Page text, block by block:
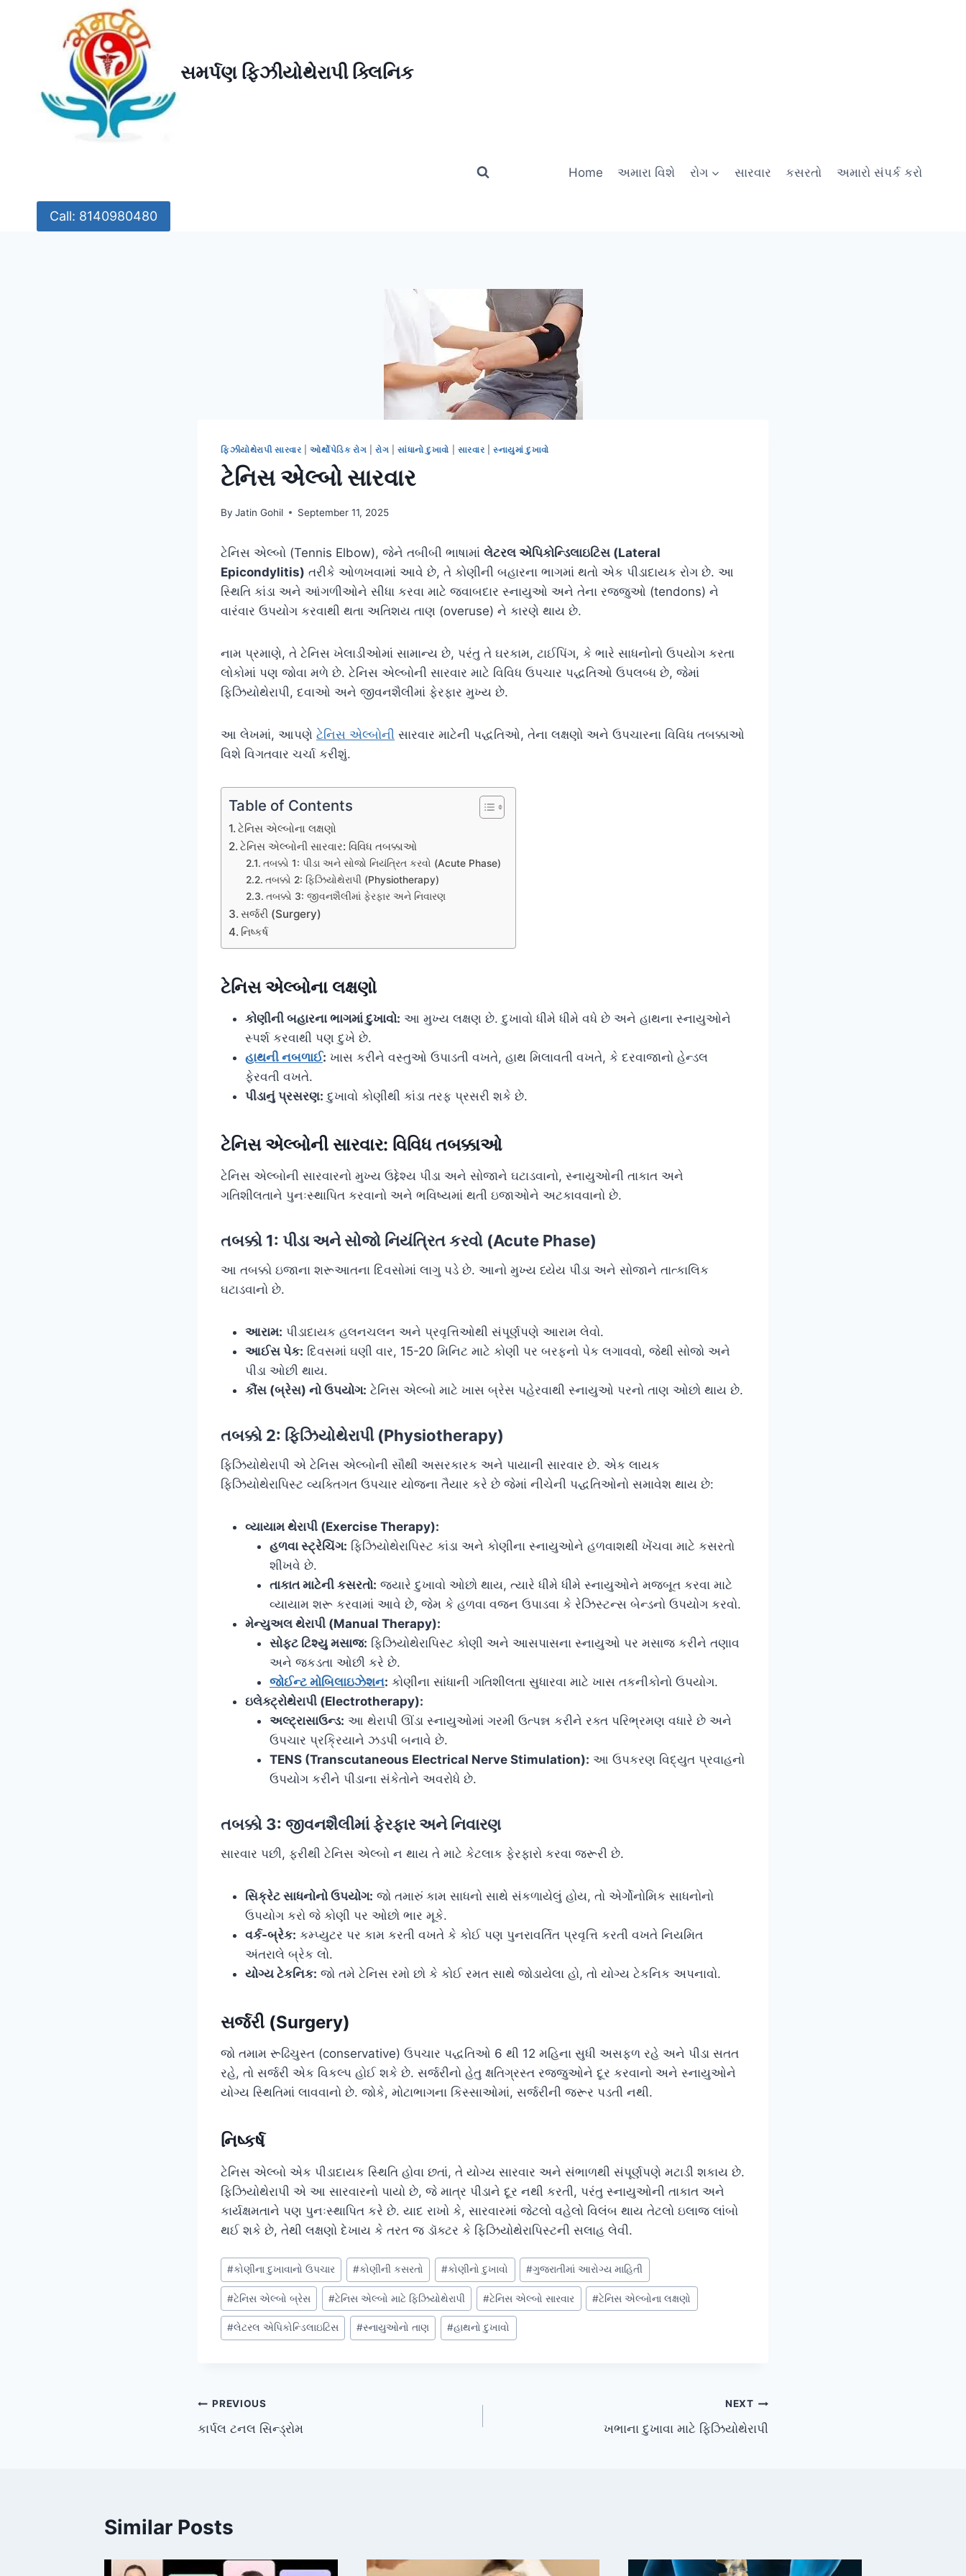
સમર્પણ ફિઝીયોથેરાપી ક્લિનિક
Home અમારા વિશે રોગ સારવાર કસરતો અમારો સંપર્ક કરો
Call: 8140980480
ફિઝીયોથેરાપી સારવાર |ઓર્થોપેડિક રોગ રોગ સાંધાનો દુખાવો સારવાર |સ્નાયુમાં દુખાવો
ટેનિસ એલ્બો સારવાર
By Jatin Gohil September 11, 2025
ટેનિસ એલ્બો (Tennis Elbow), જેને તબીબી ભાષામાં લેટરલ એપિકોન્ડિલાઇટિસ (Lateral
Epicondylitis) તરીકે ઓળખવામાં આવે છે, તે કોણીની બહારના ભાગમાં થતો એક પીડાદાયક રોગ છે. આ
સ્થિતિ કાંડા અને આંગળીઓને સીધા કરવા માટે જવાબદાર સ્નાયુઓ અને તેના રજ્જુઓ (tendons) ને
વારંવાર ઉપયોગ કરવાથી થતા અતિશય તાણ (overuse) ને કારણે થાય છે.
નામ પ્રમાણે, તે ટેનિસ ખેલાડીઓમાં સામાન્ય છે, પરંતુ તે ઘરકામ, ટાઈપિંગ, કે ભારે સાધનોનો ઉપયોગ કરતા
લોકોમાં પણ જોવા મળે છે. ટેનિસ એલ્બોની સારવાર માટે વિવિધ ઉપચાર પદ્ધતિઓ ઉપલબ્ધ છે, જેમાં
ફિઝિયોથેરાપી, દવાઓ અને જીવનશૈલીમાં ફેરફાર મુખ્ય છે.
આ લેખમાં, આપણે ટેનિસ એલ્બોની સારવાર માટેની પદ્ધતિઓ, તેના લક્ષણો અને ઉપચારના વિવિધ તબક્કાઓ
વિશે વિગતવાર ચર્ચા કરીશું.
Table of Contents
ટેનિસ એલ્બોના લક્ષણો
ટેનિસ એલ્બોની સારવાર: વિવિધ તબક્કાઓ
તબક્કો 1: પીડા અને સોજો નિયંત્રિત કરવો (Acute Phase)
તબક્કો 2: ફિઝિયોથેરાપી (Physiotherapy)
તબક્કો 3: જીવનશૈલીમાં ફેરફાર અને નિવારણ
સર્જરી (Surgery)
નિષ્કર્ષ
ટેનિસ એલ્બોના લક્ષણો
કોણીની બહારના ભાગમાં દુખાવો: આ મુખ્ય લક્ષણ છે. દુખાવો ધીમે ધીમે વધે છે અને હાથના સ્નાયુઓને
સ્પર્શ કરવાથી પણ દુખે છે.
હાથની નબળાઈ: ખાસ કરીને વસ્તુઓ ઉપાડતી વખતે, હાથ મિલાવતી વખતે, કે દરવાજાનો હેન્ડલ
ફેરવતી વખતે.
પીડાનું પ્રસરણ: દુખાવો કોણીથી કાંડા તરફ પ્રસરી શકે છે.
ટેનિસ એલ્બોની સારવાર: વિવિધ તબક્કાઓ
ટેનિસ એલ્બોની સારવારનો મુખ્ય ઉદ્દેશ્ય પીડા અને સોજાને ઘટાડવાનો, સ્નાયુઓની તાકાત અને
ગતિશીલતાને પુનઃસ્થાપિત કરવાનો અને ભવિષ્યમાં થતી ઇજાઓને અટકાવવાનો છે.
તબક્કો 1: પીડા અને સોજો નિયંત્રિત કરવો (Acute Phase)
આ તબક્કો ઇજાના શરૂઆતના દિવસોમાં લાગુ પડે છે. આનો મુખ્ય ધ્યેય પીડા અને સોજાને તાત્કાલિક
ઘટાડવાનો છે.
આરામ: પીડાદાયક હલનચલન અને પ્રવૃત્તિઓથી સંપૂર્ણપણે આરામ લેવો.
આઈસ પેક: દિવસમાં ઘણી વાર, 15-20 મિનિટ માટે કોણી પર બરફનો પેક લગાવવો, જેથી સોજો અને
પીડા ઓછી થાય.
કૌંસ (બ્રેસ) નો ઉપયોગ: ટેનિસ એલ્બો માટે ખાસ બ્રેસ પહેરવાથી સ્નાયુઓ પરનો તાણ ઓછો થાય છે.
તબક્કો 2: ફિઝિયોથેરાપી (Physiotherapy)
ફિઝિયોથેરાપી એ ટેનિસ એલ્બોની સૌથી અસરકારક અને પાયાની સારવાર છે. એક લાયક
ફિઝિયોથેરાપિસ્ટ વ્યક્તિગત ઉપચાર યોજના તૈયાર કરે છે જેમાં નીચેની પદ્ધતિઓનો સમાવેશ થાય છે:
વ્યાયામ થેરાપી (Exercise Therapy):
હળવા સ્ટ્રેચિંગ: ફિઝિયોથેરાપિસ્ટ કાંડા અને કોણીના સ્નાયુઓને હળવાશથી ખેંચવા માટે કસરતો
શીખવે છે.
તાકાત માટેની કસરતો: જ્યારે દુખાવો ઓછો થાય, ત્યારે ધીમે ધીમે સ્નાયુઓને મજબૂત કરવા માટે
વ્યાયામ શરૂ કરવામાં આવે છે, જેમ કે હળવા વજન ઉપાડવા કે રેઝિસ્ટન્સ બેન્ડનો ઉપયોગ કરવો.
મેન્યુઅલ થેરાપી (Manual Therapy):
સોફ્ટ ટિશ્યુ મસાજ: ફિઝિયોથેરાપિસ્ટ કોણી અને આસપાસના સ્નાયુઓ પર મસાજ કરીને તણાવ
અને જકડતા ઓછી કરે છે.
જોઈન્ટ મોબિલાઇઝેશન: કોણીના સાંધાની ગતિશીલતા સુધારવા માટે ખાસ તકનીકોનો ઉપયોગ.
ઇલેક્ટ્રોથેરાપી (Electrotherapy):
અલ્ટ્રાસાઉન્ડ: આ થેરાપી ઊંડા સ્નાયુઓમાં ગરમી ઉત્પન્ન કરીને રક્ત પરિભ્રમણ વધારે છે અને
ઉપચાર પ્રક્રિયાને ઝડપી બનાવે છે.
TENS (Transcutaneous Electrical Nerve Stimulation): આ ઉપકરણ વિદ્યુત પ્રવાહનો
ઉપયોગ કરીને પીડાના સંકેતોને અવરોધે છે.
તબક્કો 3: જીવનશૈલીમાં ફેરફાર અને નિવારણ
સારવાર પછી, ફરીથી ટેનિસ એલ્બો ન થાય તે માટે કેટલાક ફેરફારો કરવા જરૂરી છે.
સિક્રેટ સાધનોનો ઉપયોગ: જો તમારું કામ સાધનો સાથે સંકળાયેલું હોય, તો એર્ગોનોમિક સાધનોનો
ઉપયોગ કરો જે કોણી પર ઓછો ભાર મૂકે.
વર્ક-બ્રેક: કમ્પ્યુટર પર કામ કરતી વખતે કે કોઈ પણ પુનરાવર્તિત પ્રવૃત્તિ કરતી વખતે નિયમિત
અંતરાલે બ્રેક લો.
યોગ્ય ટેકનિક: જો તમે ટેનિસ રમો છો કે કોઈ રમત સાથે જોડાયેલા હો, તો યોગ્ય ટેકનિક અપનાવો.
સર્જરી (Surgery)
જો તમામ રૂઢિચુસ્ત (conservative) ઉપચાર પદ્ધતિઓ 6 થી 12 મહિના સુધી અસફળ રહે અને પીડા સતત
રહે, તો સર્જરી એક વિકલ્પ હોઈ શકે છે. સર્જરીનો હેતુ ક્ષતિગ્રસ્ત રજ્જુઓને દૂર કરવાનો અને સ્નાયુઓને
યોગ્ય સ્થિતિમાં લાવવાનો છે. જોકે, મોટાભાગના કિસ્સાઓમાં, સર્જરીની જરૂર પડતી નથી.
નિષ્કર્ષ
ટેનિસ એલ્બો એક પીડાદાયક સ્થિતિ હોવા છતાં, તે યોગ્ય સારવાર અને સંભાળથી સંપૂર્ણપણે મટાડી શકાય છે.
ફિઝિયોથેરાપી એ આ સારવારનો પાયો છે, જે માત્ર પીડાને દૂર નથી કરતી, પરંતુ સ્નાયુઓની તાકાત અને
કાર્યક્ષમતાને પણ પુનઃસ્થાપિત કરે છે. યાદ રાખો કે, સારવારમાં જેટલો વહેલો વિલંબ થાય તેટલો ઇલાજ લાંબો
થઈ શકે છે, તેથી લક્ષણો દેખાય કે તરત જ ડૉક્ટર કે ફિઝિયોથેરાપિસ્ટની સલાહ લેવી.
Post
Tags:
#કોણીના દુખાવાનો ઉપચાર #કોણીની કસરતો #કોણીનો દુખાવો #ગુજરાતીમાં આરોગ્ય માહિતી
#ટેનિસ એલ્બો બ્રેસ #ટેનિસ એલ્બો માટે ફિઝિયોથેરાપી #ટેનિસ એલ્બો સારવાર #ટેનિસ એલ્બોના લક્ષણો
#લેટરલ એપિકોન્ડિલાઇટિસ #સ્નાયુઓનો તાણ #હાથનો દુખાવો
Post
navigation
PREVIOUS
કાર્પલ ટનલ સિન્ડ્રોમ
NEXT
ખભાના દુખાવા માટે ફિઝિયોથેરાપી
Similar Posts